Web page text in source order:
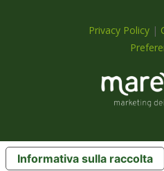
Privacy Policy |
Informativa sulla raccolta